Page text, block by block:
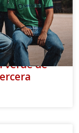
verde de